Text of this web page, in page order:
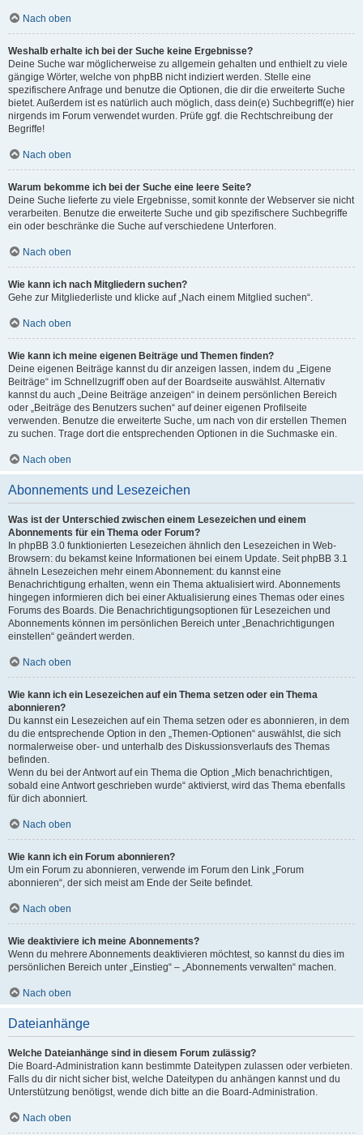
Nach oben
Weshalb erhalte ich bei der Suche keine Ergebnisse?
Deine Suche war möglicherweise zu allgemein gehalten und enthielt zu viele
gängige Wörter, welche von phpBB nicht indiziert werden. Stelle eine
spezifischere Anfrage und benutze die Optionen, die dir die erweiterte Suche
bietet. Außerdem ist es natürlich auch möglich, dass dein(e) Suchbegriff(e) hier
nirgends im Forum verwendet wurden. Prüfe ggf. die Rechtschreibung der
Begriffe!
Nach oben
Warum bekomme ich bei der Suche eine leere Seite?
Deine Suche lieferte zu viele Ergebnisse, somit konnte der Webserver sie nicht
verarbeiten. Benutze die erweiterte Suche und gib spezifischere Suchbegriffe
ein oder beschränke die Suche auf verschiedene Unterforen.
Nach oben
Wie kann ich nach Mitgliedern suchen?
Gehe zur Mitgliederliste und klicke auf „Nach einem Mitglied suchen“.
Nach oben
Wie kann ich meine eigenen Beiträge und Themen finden?
Deine eigenen Beiträge kannst du dir anzeigen lassen, indem du „Eigene
Beiträge“ im Schnellzugriff oben auf der Boardseite auswählst. Alternativ
kannst du auch „Deine Beiträge anzeigen“ in deinem persönlichen Bereich
oder „Beiträge des Benutzers suchen“ auf deiner eigenen Profilseite
verwenden. Benutze die erweiterte Suche, um nach von dir erstellen Themen
zu suchen. Trage dort die entsprechenden Optionen in die Suchmaske ein.
Nach oben
Abonnements und Lesezeichen
Was ist der Unterschied zwischen einem Lesezeichen und einem
Abonnements für ein Thema oder Forum?
In phpBB 3.0 funktionierten Lesezeichen ähnlich den Lesezeichen in Web-
Browsern: du bekamst keine Informationen bei einem Update. Seit phpBB 3.1
ähneln Lesezeichen mehr einem Abonnement: du kannst eine
Benachrichtigung erhalten, wenn ein Thema aktualisiert wird. Abonnements
hingegen informieren dich bei einer Aktualisierung eines Themas oder eines
Forums des Boards. Die Benachrichtigungsoptionen für Lesezeichen und
Abonnements können im persönlichen Bereich unter „Benachrichtigungen
einstellen“ geändert werden.
Nach oben
Wie kann ich ein Lesezeichen auf ein Thema setzen oder ein Thema
abonnieren?
Du kannst ein Lesezeichen auf ein Thema setzen oder es abonnieren, in dem
du die entsprechende Option in den „Themen-Optionen“ auswählst, die sich
normalerweise ober- und unterhalb des Diskussionsverlaufs des Themas
befinden.
Wenn du bei der Antwort auf ein Thema die Option „Mich benachrichtigen,
sobald eine Antwort geschrieben wurde“ aktivierst, wird das Thema ebenfalls
für dich abonniert.
Nach oben
Wie kann ich ein Forum abonnieren?
Um ein Forum zu abonnieren, verwende im Forum den Link „Forum
abonnieren“, der sich meist am Ende der Seite befindet.
Nach oben
Wie deaktiviere ich meine Abonnements?
Wenn du mehrere Abonnements deaktivieren möchtest, so kannst du dies im
persönlichen Bereich unter „Einstieg“ – „Abonnements verwalten“ machen.
Nach oben
Dateianhänge
Welche Dateianhänge sind in diesem Forum zulässig?
Die Board-Administration kann bestimmte Dateitypen zulassen oder verbieten.
Falls du dir nicht sicher bist, welche Dateitypen du anhängen kannst und du
Unterstützung benötigst, wende dich bitte an die Board-Administration.
Nach oben